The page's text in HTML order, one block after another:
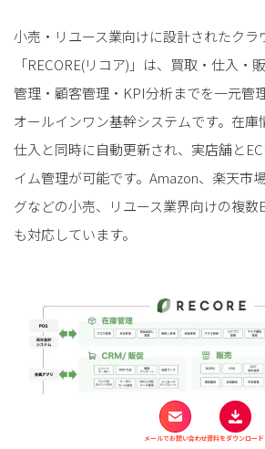
小売・リユース業向けに設計されたクラ
「RECORE(リコア)」は、買取・仕入・
管理・顧客管理・KPI分析までを一元管
オールインワン基幹システムです。在庫
仕入と同時に自動更新され、実店舗と
イム管理が可能です。Amazon、楽天市
グなどの小売、リユース業界向けの複数
も対応しています。
メールでお問い合わせ資料をダウンロード